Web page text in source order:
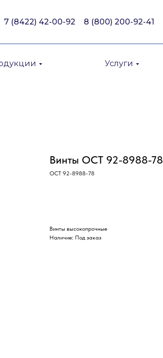
7 (8422) 42-00-92 8 (800) 200-92-41
Услуги
Винты ОСТ 92-8988-78
ОСТ 92-8988-78
Винты высокопрочные
Наличие: Под заказ